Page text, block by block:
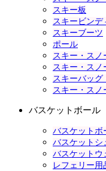
スキー板
スキービンデ
スキーブーツ
ポール
スキー・スノ
スキー・スノ
スキーバッグ
スキー・スノ
バスケットボール
バスケットボ
バスケットシ
バスケットウ
レフェリー用